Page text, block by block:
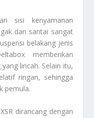
sisi kenyamanan
dan santai sangat
belakang jenis
memberikan
lincah. Selain itu,
ringan, sehingga
pemula.
dirancang dengan